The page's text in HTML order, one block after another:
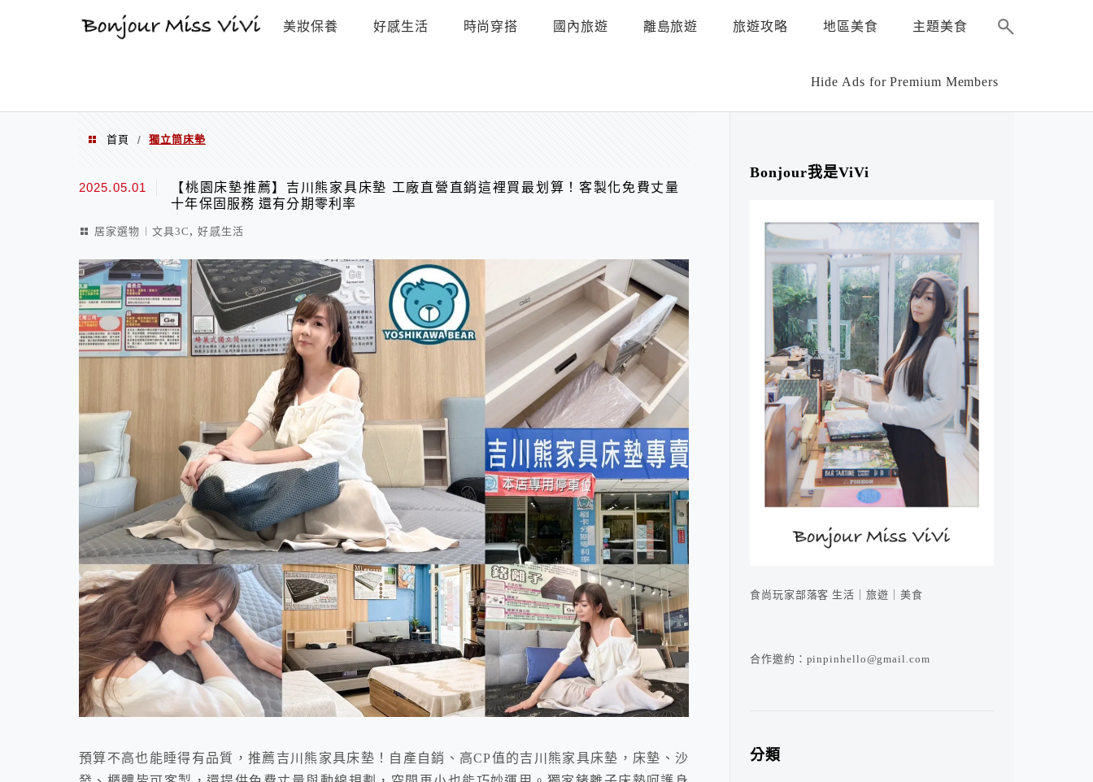
美妝保養 好感生活 時尚穿搭 國內旅遊 離島旅遊 旅遊攻略 地區美食 主題美食
Hide Ads for Premium Members
首頁 / 獨立筒床墊
獨立筒床墊
2025.05.01
【桃園床墊推薦】吉川熊家具床墊 工廠直營直銷這裡買最划算！客製化免費丈量
十年保固服務 還有分期零利率
居家選物︱文具3C ,好感生活
預算不高也能睡得有品質，推薦吉川熊家具床墊！自產自銷、高CP值的吉川熊家具床墊，床墊、沙
Bonjour我是ViVi
食尚玩家部落客 生活｜旅遊｜美食
合作邀約：pinpinhello@gmail.com
分類